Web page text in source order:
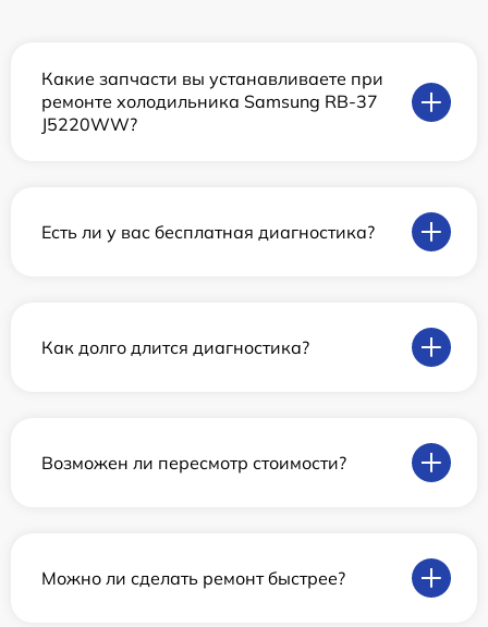
Какие запчасти вы устанавливаете при
ремонте холодильника Samsung RB-37
J5220WW?
Есть ли у вас бесплатная диагностика?
Как долго длится диагностика?
Возможен ли пересмотр стоимости?
Можно ли сделать ремонт быстрее?